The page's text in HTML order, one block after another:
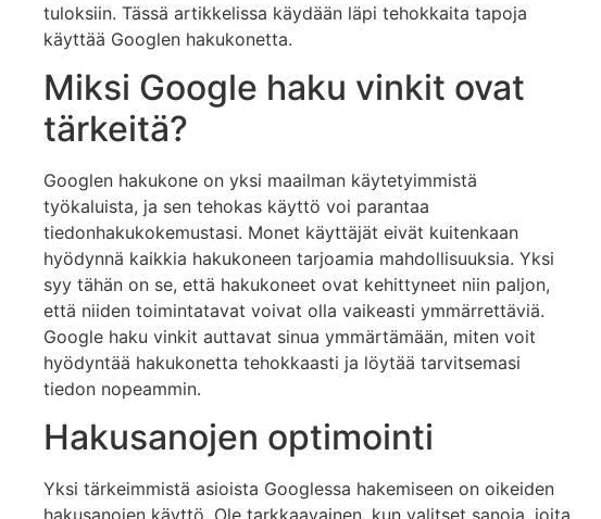
tuloksiin. Tässä artikkelissa käydään läpi tehokkaita tapoja
käyttää Googlen hakukonetta.
Miksi Google haku vinkit ovat
tärkeitä?
Googlen hakukone on yksi maailman käytetyimmistä
työkaluista, ja sen tehokas käyttö voi parantaa
tiedonhakukokemustasi. Monet käyttäjät eivät kuitenkaan
hyödynnä kaikkia hakukoneen tarjoamia mahdollisuuksia. Yksi
syy tähän on se, että hakukoneet ovat kehittyneet niin paljon,
että niiden toimintatavat voivat olla vaikeasti ymmärrettäviä.
Google haku vinkit auttavat sinua ymmärtämään, miten voit
hyödyntää hakukonetta tehokkaasti ja löytää tarvitsemasi
tiedon nopeammin.
Hakusanojen optimointi
Yksi tärkeimmistä asioista Googlessa hakemiseen on oikeiden